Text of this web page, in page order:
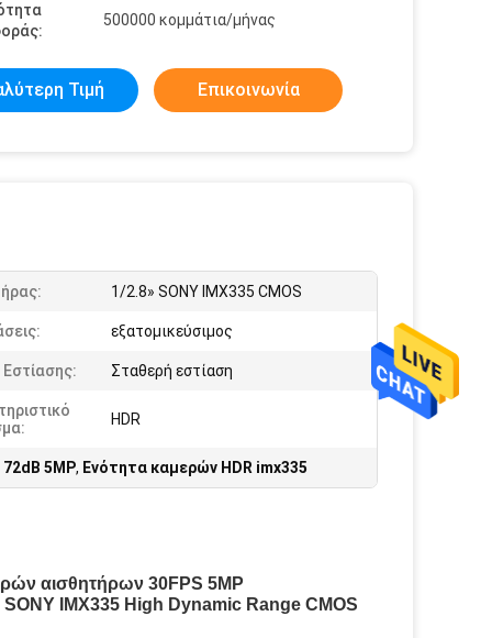
500000 κομμάτια/μήνας
Τιμή Επικοινωνία
1/2.8» SONY IMX335 CMOS
εξατομικεύσιμος
Σταθερή εστίαση
HDR
5MP, Ενότητα καμερών HDR imx335
αισθητήρων 30FPS 5MP
IMX335 High Dynamic Range CMOS